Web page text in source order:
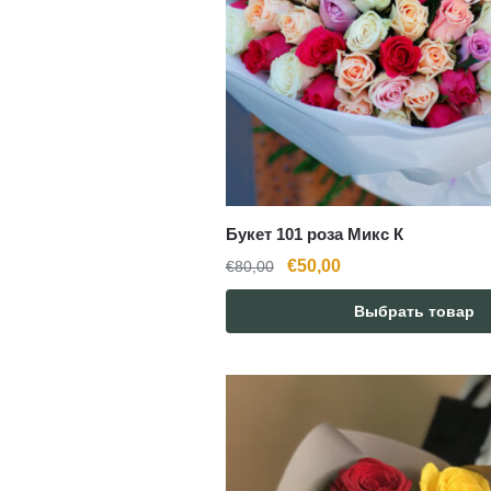
Букет 101 роза Микс К
€80,00
Первоначальная
цена
составляла
€50,00Текущая
цена:
€50,00.
Выбрать товар